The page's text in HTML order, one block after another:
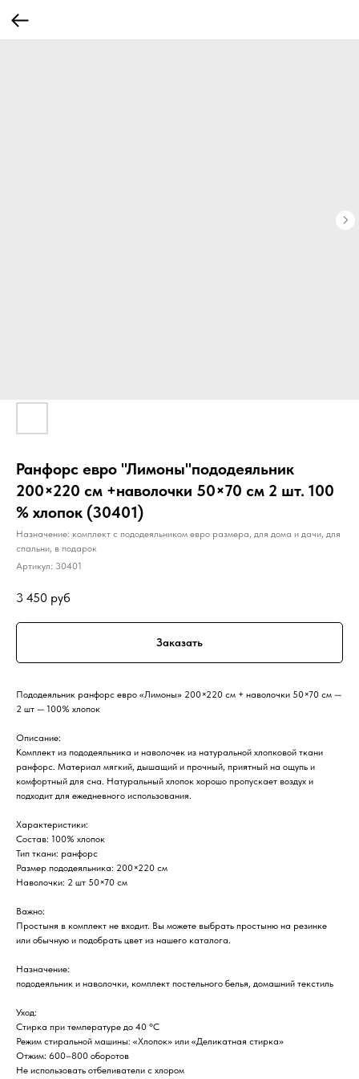
Ранфорс евро "Лимоны"пододеяльник
200×220 см +наволочки 50×70 см 2 шт. 100
% хлопок (30401)
Назначение: комплект с пододеяльником евро размера, для дома и дачи, для
спальни, в подарок
Артикул: 30401
3 450 руб
Заказать
Пододеяльник ранфорс евро «Лимоны» 200×220 см + наволочки 50×70 см —
2 шт — 100% хлопок
Описание:
Комплект из пододеяльника и наволочек из натуральной хлопковой ткани
ранфорс. Материал мягкий, дышащий и прочный, приятный на ощупь и
комфортный для сна. Натуральный хлопок хорошо пропускает воздух и
подходит для ежедневного использования.
Характеристики:
Состав: 100% хлопок
Тип ткани: ранфорс
Размер пододеяльника: 200×220 см
Наволочки: 2 шт 50×70 см
Важно:
Простыня в комплект не входит. Вы можете выбрать простыню на резинке
или обычную и подобрать цвет из нашего каталога.
Назначение:
пододеяльник и наволочки, комплект постельного белья, домашний текстиль
Уход:
Стирка при температуре до 40 °C
Режим стиральной машины: «Хлопок» или «Деликатная стирка»
Отжим: 600–800 оборотов
Не использовать отбеливатели с хлором